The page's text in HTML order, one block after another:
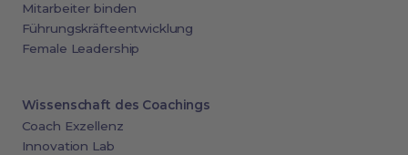
Mitarbeiter binden
Führungskräfteentwicklung
Female Leadership
Wissenschaft des Coachings
Coach Exzellenz
Innovation Lab